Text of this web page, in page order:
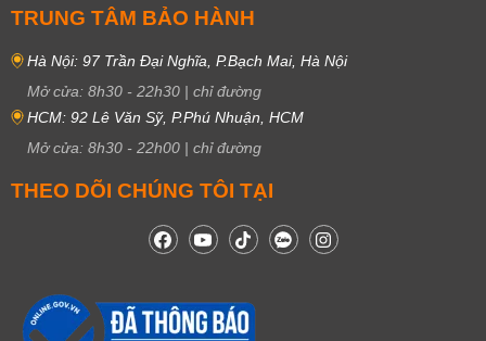
TRUNG TÂM BẢO HÀNH
Hà Nội: 97 Trần Đại Nghĩa, P.Bạch Mai, Hà Nội
Mở cửa: 8h30 - 22h30 | chỉ đường
HCM: 92 Lê Văn Sỹ, P.Phú Nhuận, HCM
Mở cửa: 8h30 - 22h00 | chỉ đường
THEO DÕI CHÚNG TÔI TẠI